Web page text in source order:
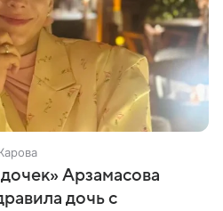
Арзамасова
дочь с